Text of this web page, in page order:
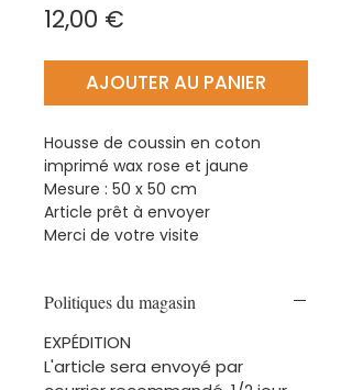
12,00 €
AJOUTER AU PANIER
Housse de coussin en coton
imprimé wax rose et jaune
Mesure : 50 x 50 cm
Article prêt à envoyer
Merci de votre visite
Politiques du magasin
EXPÉDITION
L'article sera envoyé par